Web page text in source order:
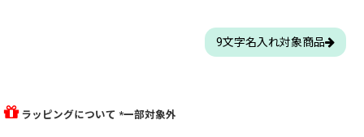
9文字名入れ対象商品
ラッピングについて *一部対象外